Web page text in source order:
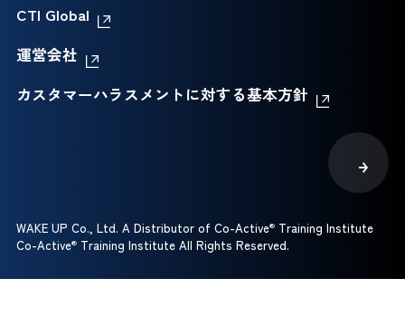
CTI Global
運営会社
カスタマーハラスメントに対する基本方針
WAKE UP Co., Ltd. A Distributor of Co-Active®Training Institute
Co-Active®Training Institute All Rights Reserved.